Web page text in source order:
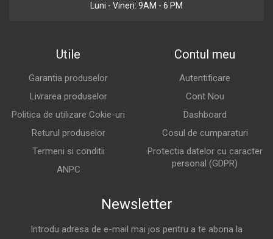
Luni - Vineri: 9AM - 6 PM
Utile
Garantia produselor
Livrarea produselor
Politica de utilizare Cokie-uri
Returul produselor
Termeni si conditii
ANPC
Contul meu
Autentificare
Cont Nou
Dashboard
Cosul de cumparaturi
Protectia datelor cu caracter
personal (GDPR)
Newsletter
Introdu adresa de e-mail mai jos pentru a te abona la